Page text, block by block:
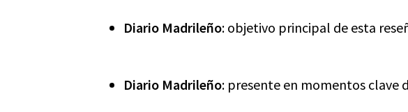
Diario Madrileño: objetivo principal de esta
Diario Madrileño: presente en momentos clave